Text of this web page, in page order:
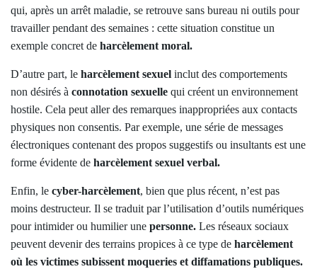
qui, après un arrêt maladie, se retrouve sans bureau ni outils pour
travailler pendant des semaines : cette situation constitue un
exemple concret de harcèlement moral.
D’autre part, le harcèlement sexuel inclut des comportements
non désirés à connotation sexuelle qui créent un environnement
hostile. Cela peut aller des remarques inappropriées aux contacts
physiques non consentis. Par exemple, une série de messages
électroniques contenant des propos suggestifs ou insultants est une
forme évidente de harcèlement sexuel verbal.
Enfin, le cyber-harcèlement, bien que plus récent, n’est pas
moins destructeur. Il se traduit par l’utilisation d’outils numériques
pour intimider ou humilier une personne. Les réseaux sociaux
peuvent devenir des terrains propices à ce type de harcèlement
où les victimes subissent moqueries et diffamations publiques.